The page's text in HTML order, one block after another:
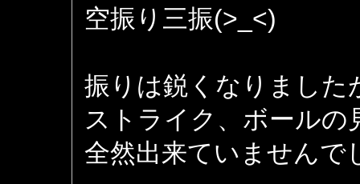
空振り三振(>_<)
振りは鋭くなりました
ストライク、ボールの
全然出来ていませんで